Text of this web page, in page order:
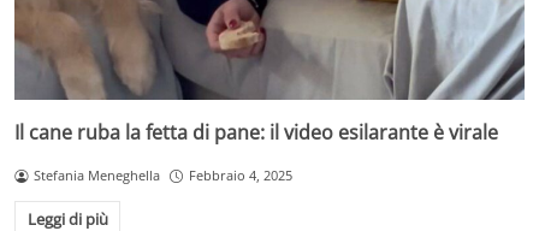
Il cane ruba la fetta di pane: il video esilarante è virale
Stefania Meneghella Febbraio 4, 2025
Leggi di più